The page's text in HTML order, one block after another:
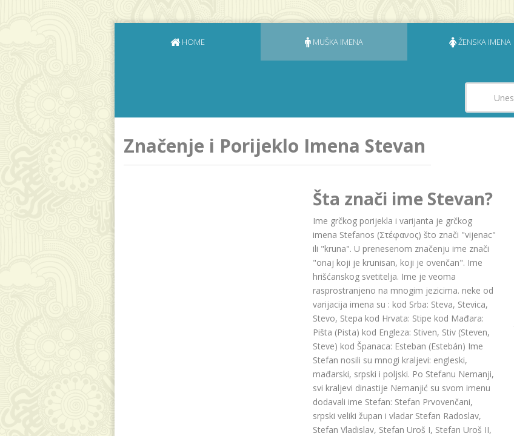
HOME MUŠKA IMENA ŽENSKA IMENA
Značenje i Porijeklo Imena Stevan
Šta znači ime Stevan?
Ime grčkog porijekla i varijanta je grčkog
imenа Stefаnos (Στέφανος) što znači "vijenаc"
ili "kruna". U prenesenom značenju ime znači
"onaj koji je krunisan, koji je ovenčan". Ime
hrišćаnskog svetiteljа. Ime je veoma
rasprostranjeno na mnogim jezicima. neke od
varijacija imena su : kod Srba: Steva, Stevica,
Stevo, Stepa kod Hrvata: Stipe kod Mađara:
Pišta (Pista) kod Engleza: Stiven, Stiv (Steven,
Steve) kod Španaca: Esteban (Estebán) Ime
Stefan nosili su mnogi kraljevi: engleski,
mađarski, srpski i poljski. Po Stefanu Nemanji,
svi kraljevi dinastije Nemanjić su svom imenu
dodavali ime Stefan: Stefan Prvovenčani,
srpski veliki župan i vladar Stefan Radoslav,
Stefan Vladislav, Stefan Uroš I, Stefan Uroš II,